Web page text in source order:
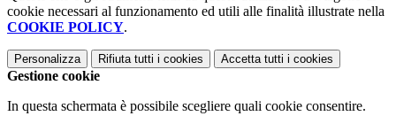
cookie necessari al funzionamento ed utili alle finalità illustrate nella
COOKIE POLICY.
Personalizza Rifiuta tutti i cookies Accetta tutti i cookies
Gestione cookie
In questa schermata è possibile scegliere quali cookie consentire.